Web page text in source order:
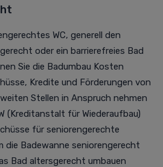
WC, generell den
oder ein barrierefreies Bad
Sie die Badumbau Kosten
Kredite und Förderungen von
Stellen in Anspruch nehmen
(Kreditanstalt für Wiederaufbau)
für seniorengerechte
die Badewanne seniorengerecht
Bad altersgerecht umbauen